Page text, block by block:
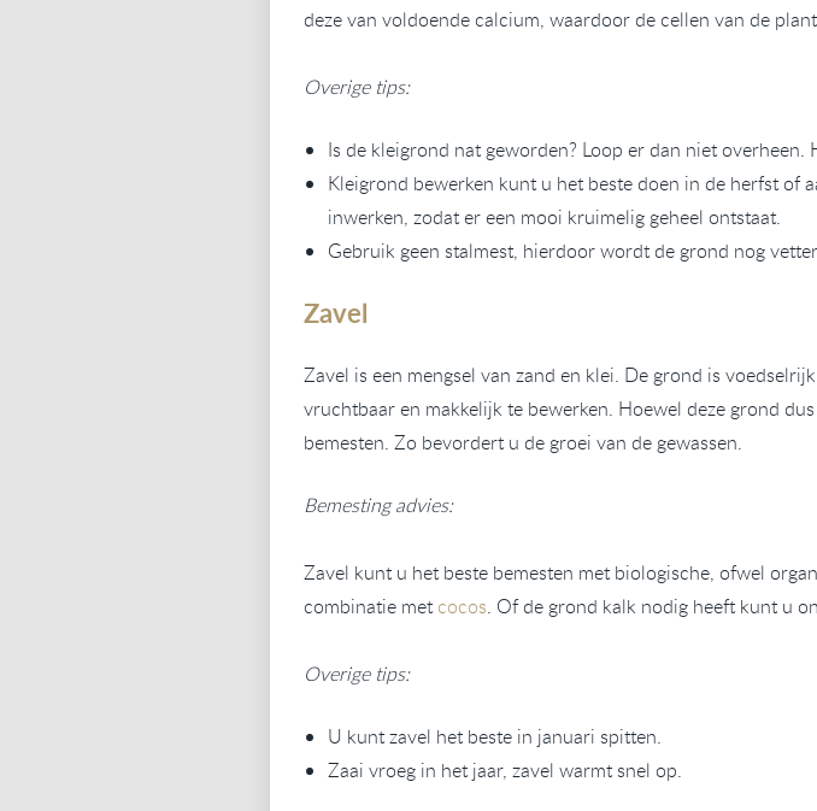
deze van voldoende calcium, waardoor de cellen van de
Overige tips:
Is de kleigrond nat geworden? Loop er dan niet
Kleigrond bewerken kunt u het beste doen in de herfst of
inwerken, zodat er een mooi kruimelig geheel ontstaat.
Gebruik geen stalmest, hierdoor wordt de grond nog
Zavel
Zavel is een mengsel van zand en klei. De grond is
vruchtbaar en makkelijk te bewerken. Hoewel deze grond
bemesten. Zo bevordert u de groei van de gewassen.
Bemesting advies:
Zavel kunt u het beste bemesten met biologische, ofwel
combinatie metcocos. Of de grond kalk nodig heeft kunt u
Overige tips:
U kunt zavel het beste in januari spitten.
Zaai vroeg in het jaar, zavel warmt snel op.